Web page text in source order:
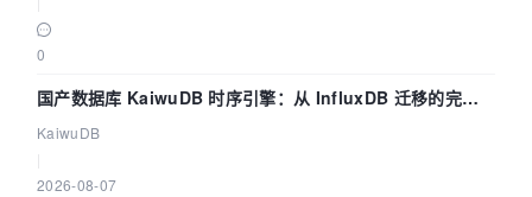
0
国产数据库 KaiwuDB 时序引擎：从 InfluxDB 迁移的完整
技术路径
KaiwuDB
2026-08-07